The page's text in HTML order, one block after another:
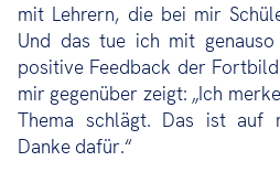
mit Lehrern, die bei mir
Und das tue ich mit
positive Feedback der
mir gegenüber zeigt: „Ich
Thema schlägt. Das ist auf
Danke dafür.“